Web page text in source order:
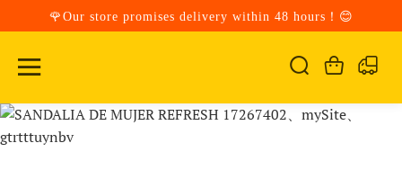
🌹Our store promises delivery within 48 hours！😊